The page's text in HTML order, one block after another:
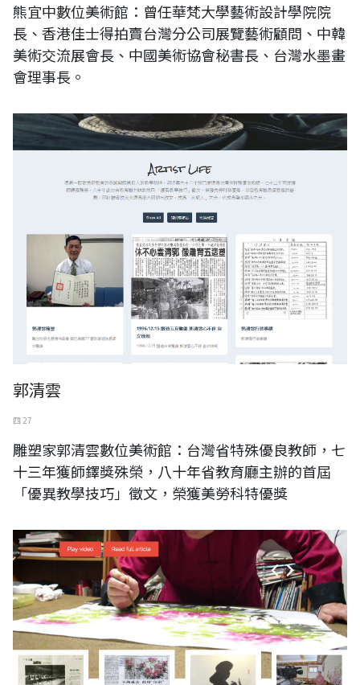
熊宜中數位美術館：曾任華梵大學藝術設計學院院
長、香港佳士得拍賣台灣分公司展覽藝術顧問、中韓
美術交流展會長、中國美術協會秘書長、台灣水墨畫
會理事長。
郭清雲
四 27
雕塑家郭清雲數位美術館：台灣省特殊優良教師，七
十三年獲師鐸獎殊榮，八十年省教育廳主辦的首屆
「優異教學技巧」徵文，榮獲美勞科特優獎